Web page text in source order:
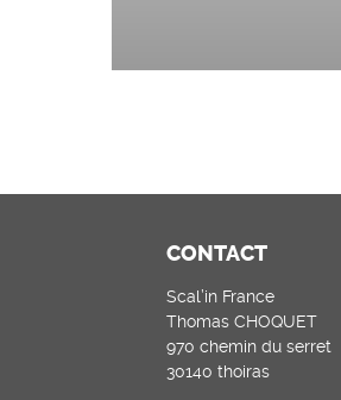
CONTACT
Scal’in France
Thomas CHOQUET
970 chemin du serret
30140 thoiras